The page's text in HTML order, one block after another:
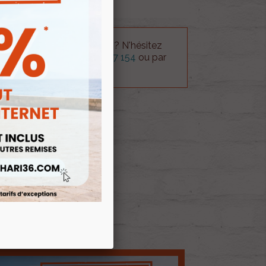
technique sur le produit ? N'hésitez
technique au
0254 277 154 ou par